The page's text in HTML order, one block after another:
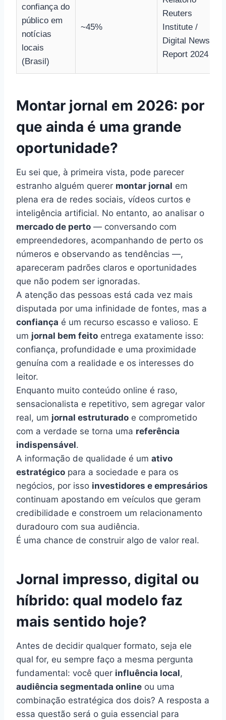
confiança do
público em
notícias
locais
(Brasil)
~45%
Reuters
Institute /
Digital News
Report 2024
Montar jornal em 2026: por
que ainda é uma grande
oportunidade?
Eu sei que, à primeira vista, pode parecer
estranho alguém querer montar jornal em
plena era de redes sociais, vídeos curtos e
inteligência artificial. No entanto, ao analisar o
mercado de perto — conversando com
empreendedores, acompanhando de perto os
números e observando as tendências —,
apareceram padrões claros e oportunidades
que não podem ser ignoradas.
A atenção das pessoas está cada vez mais
disputada por uma infinidade de fontes, mas a
confiança é um recurso escasso e valioso. E
um jornal bem feito entrega exatamente isso:
confiança, profundidade e uma proximidade
genuína com a realidade e os interesses do
leitor.
Enquanto muito conteúdo online é raso,
sensacionalista e repetitivo, sem agregar valor
real, um jornal estruturado e comprometido
com a verdade se torna uma referência
indispensável.
A informação de qualidade é um ativo
estratégico para a sociedade e para os
negócios, por isso investidores e empresários
continuam apostando em veículos que geram
credibilidade e constroem um relacionamento
duradouro com sua audiência.
É uma chance de construir algo de valor real.
Jornal impresso, digital ou
híbrido: qual modelo faz
mais sentido hoje?
Antes de decidir qualquer formato, seja ele
qual for, eu sempre faço a mesma pergunta
fundamental: você quer influência local,
audiência segmentada online ou uma
combinação estratégica dos dois? A resposta a
essa questão será o guia essencial para